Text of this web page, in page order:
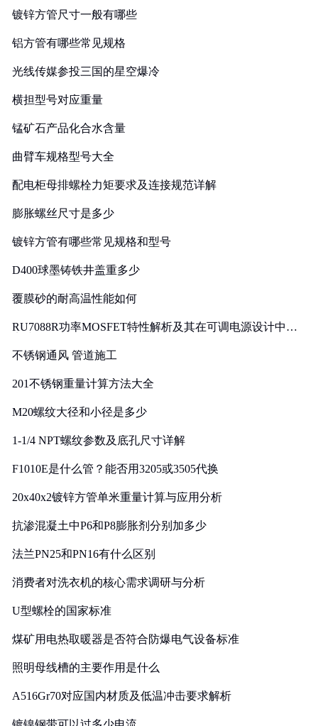
镀锌方管尺寸一般有哪些
铝方管有哪些常见规格
光线传媒参投三国的星空爆冷
横担型号对应重量
锰矿石产品化合水含量
曲臂车规格型号大全
配电柜母排螺栓力矩要求及连接规范详解
膨胀螺丝尺寸是多少
镀锌方管有哪些常见规格和型号
D400球墨铸铁井盖重多少
覆膜砂的耐高温性能如何
RU7088R功率MOSFET特性解析及其在可调电源设计中的
不锈钢通风 管道施工
201不锈钢重量计算方法大全
M20螺纹大径和小径是多少
1-1/4 NPT螺纹参数及底孔尺寸详解
F1010E是什么管？能否用3205或3505代换
20x40x2镀锌方管单米重量计算与应用分析
抗渗混凝土中P6和P8膨胀剂分别加多少
法兰PN25和PN16有什么区别
消费者对洗衣机的核心需求调研与分析
U型螺栓的国家标准
煤矿用电热取暖器是否符合防爆电气设备标准
照明母线槽的主要作用是什么
A516Gr70对应国内材质及低温冲击要求解析